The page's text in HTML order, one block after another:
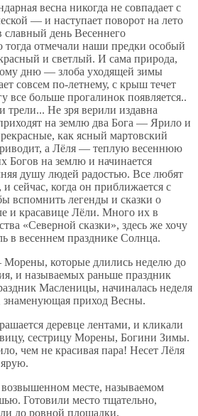
весна никогда не совпадает с
— и наступает поворот на лето
день Весеннего
отмечали наши предки особый
и светлый. И сама природа,
дню — злоба уходящей зимы
совсем по-летнему, с крыш течет
все больше прогалинок появляется..
Не зря верили издавна
на землю два Бога — Ярило и
как ясный мартовский
а Лёля — теплую весеннюю
Богов на землю и начинается
душу людей радостью. Все любят
, и сейчас, когда он приближается с
вспомнить легенды и сказки о
и красавице Лёли. Много их в
«Северной сказки», здесь же хочу
в весеннем празднике Солнца.
которые длились неделю до
и называемых раньше праздник
Масленицы, начиналась неделя
знаменующая приход Весны.
деревце лентами, и кликали
сестрицу Морены, Богини Зимы.
чем не красивая пара! Несет Лёля
возвышенном месте, называемом
Готовили место тщательно,
до ровной площадки.